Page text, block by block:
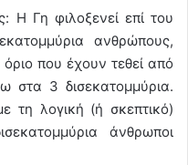
Η Γη φιλοξενεί επί του
ανθρώπους,
που έχουν τεθεί από
στα 3 δισεκατομμύρια.
τη λογική (ή σκεπτικό)
άνθρωποι